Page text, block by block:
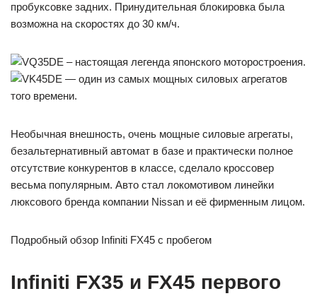
пробуксовке задних. Принудительная блокировка была
возможна на скоростях до 30 км/ч.
Необычная внешность, очень мощные силовые агрегаты,
безальтернативный автомат в базе и практически полное
отсутствие конкурентов в классе, сделало кроссовер
весьма популярным. Авто стал локомотивом линейки
люксового бренда компании Nissan и её фирменным лицом.
Подробный обзор Infiniti FX45 с пробегом
Infiniti FX35 и FX45 первого